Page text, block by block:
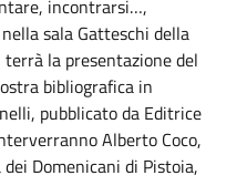
incontrarsi…,
sala Gatteschi della
la presentazione del
bibliografica in
pubblicato da Editrice
Alberto Coco,
Domenicani di Pistoia,